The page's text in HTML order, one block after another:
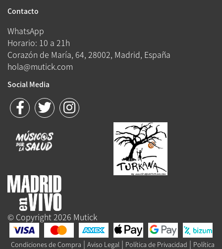
Contacto
WhatsApp
Horario: 10 a 21h
Corazón de María, 64, 28002, Madrid, España
hola@mutick.com
Social Media
© Copyright 2026 Mutick
Condiciones de Compra | Aviso Legal | Política de Privacidad | Política